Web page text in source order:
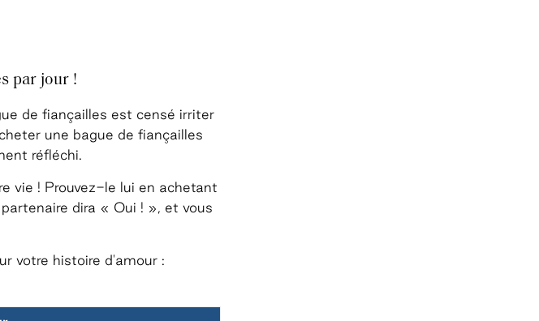
par jour !
de fiançailles est censé irriter
une bague de fiançailles
réfléchi.
vie ! Prouvez-le lui en achetant
dira « Oui ! », et vous
votre histoire d'amour :